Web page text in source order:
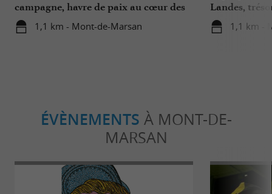
campagne, havre de paix au cœur des
Landes
1,1 km - Mont-de-Marsan
Landes,
région
1,1 km -
ÉVÈNEMENTS À MONT-DE-
MARSAN